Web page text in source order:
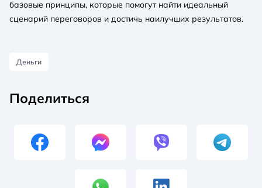
базовые принципы, которые помогут найти идеальный
сценарий переговоров и достичь наилучших результатов.
Деньги
Поделиться